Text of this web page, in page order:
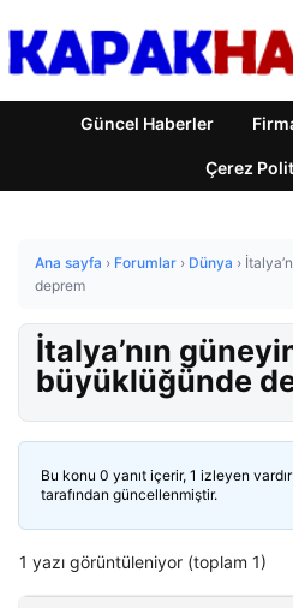
Güncel Haberler
Çerez
Ana sayfa › Forumlar › Dünya ›
deprem
İtalya’nın
büyüklüğünde
Bu konu 0 yanıt içerir, 1 izleyen
tarafından güncellenmiştir.
1 yazı görüntüleniyor (toplam 1)